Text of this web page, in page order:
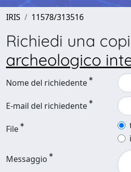
IRIS 11578/313516
Richiedi una
archeologico
Nome del richiedente
E-mail del richiedente
File
Messaggio